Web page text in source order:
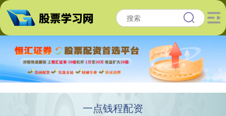
一点钱程配资